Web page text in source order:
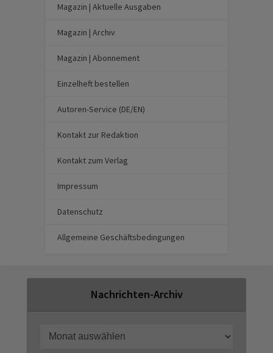
Magazin | Aktuelle Ausgaben
Magazin | Archiv
Magazin | Abonnement
Einzelheft bestellen
Autoren-Service (DE/EN)
Kontakt zur Redaktion
Kontakt zum Verlag
Impressum
Datenschutz
Allgemeine Geschäftsbedingungen
Nachrichten-Archiv